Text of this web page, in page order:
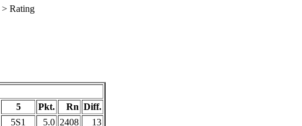
> Rating
5 Pkt. Rn Diff.
5S1 5.0 2408
13